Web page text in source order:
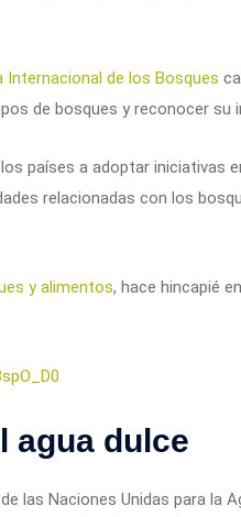
Internacional de los Bosques
de bosques y reconocer su
países a adoptar iniciativas
relacionadas con los
y alimentos, hace hincapié
agua dulce
las Naciones Unidas para la